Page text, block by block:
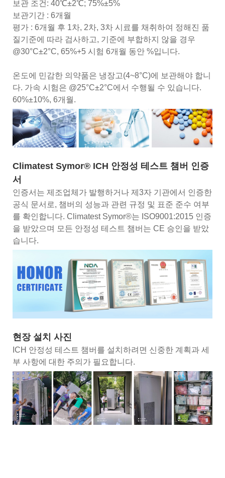
보관 조건: 40℃±2℃; 75%±5%
보관기간 : 6개월
평가 : 6개월 후 1차, 2차, 3차 시료를 채취하여 정해진 품
질기준에 따라 검사하고, 기준에 부합하지 않을 경우
@30°C±2°C, 65%+5 시험 6개월 동안 %입니다.
온도에 민감한 의약품은 냉장고(4~8°C)에 보관해야 합니
다. 가속 시험은 @25°C±2°C에서 수행될 수 있습니다.
60%±10%, 6개월.
Climatest Symor® ICH 안정성 테스트 챔버 인증
서
인증서는 제조업체가 발행하거나 제3자 기관에서 인증한
공식 문서로, 챔버의 성능과 관련 규정 및 표준 준수 여부
를 확인합니다. Climatest Symor®는 ISO9001:2015 인증
을 받았으며 모든 안정성 테스트 챔버는 CE 승인을 받았
습니다.
현장 설치 사진
ICH 안정성 테스트 챔버를 설치하려면 신중한 계획과 세
부 사항에 대한 주의가 필요합니다.